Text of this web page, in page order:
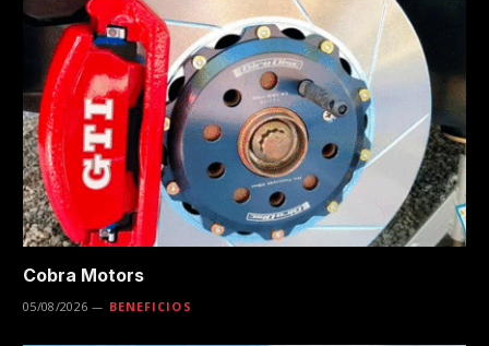
Cobra Motors
05/08/2026 BENEFICIOS